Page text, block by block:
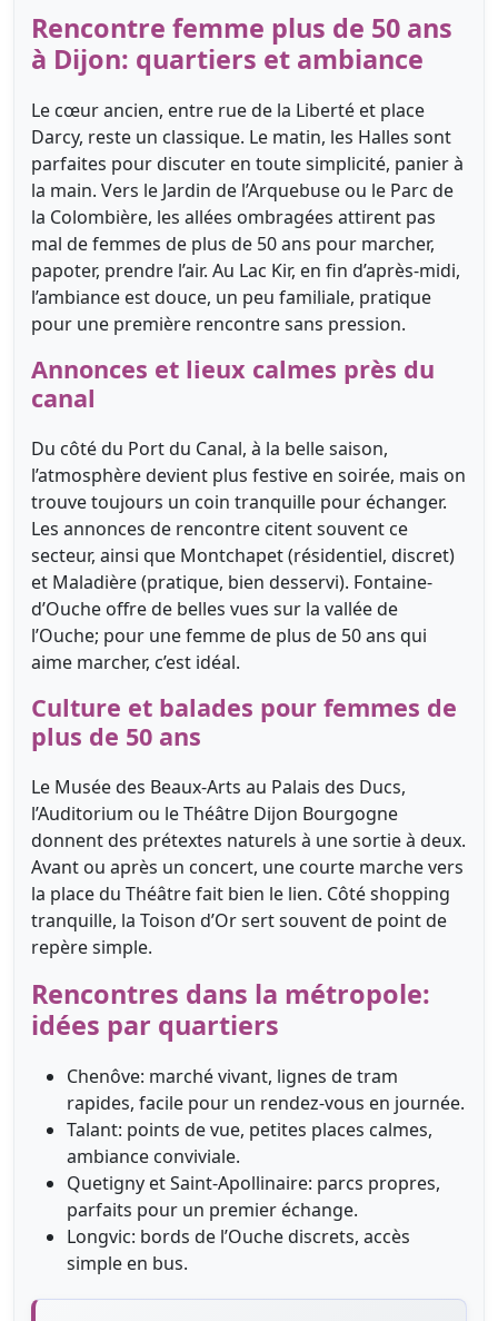
Rencontre femme plus de 50 ans
à Dijon: quartiers et ambiance
Le cœur ancien, entre rue de la Liberté et place
Darcy, reste un classique. Le matin, les Halles sont
parfaites pour discuter en toute simplicité, panier à
la main. Vers le Jardin de l’Arquebuse ou le Parc de
la Colombière, les allées ombragées attirent pas
mal de femmes de plus de 50 ans pour marcher,
papoter, prendre l’air. Au Lac Kir, en fin d’après-midi,
l’ambiance est douce, un peu familiale, pratique
pour une première rencontre sans pression.
Annonces et lieux calmes près du
canal
Du côté du Port du Canal, à la belle saison,
l’atmosphère devient plus festive en soirée, mais on
trouve toujours un coin tranquille pour échanger.
Les annonces de rencontre citent souvent ce
secteur, ainsi que Montchapet (résidentiel, discret)
et Maladière (pratique, bien desservi). Fontaine-
d’Ouche offre de belles vues sur la vallée de
l’Ouche; pour une femme de plus de 50 ans qui
aime marcher, c’est idéal.
Culture et balades pour femmes de
plus de 50 ans
Le Musée des Beaux-Arts au Palais des Ducs,
l’Auditorium ou le Théâtre Dijon Bourgogne
donnent des prétextes naturels à une sortie à deux.
Avant ou après un concert, une courte marche vers
la place du Théâtre fait bien le lien. Côté shopping
tranquille, la Toison d’Or sert souvent de point de
repère simple.
Rencontres dans la métropole:
idées par quartiers
Chenôve: marché vivant, lignes de tram
rapides, facile pour un rendez-vous en journée.
Talant: points de vue, petites places calmes,
ambiance conviviale.
Quetigny et Saint-Apollinaire: parcs propres,
parfaits pour un premier échange.
Longvic: bords de l’Ouche discrets, accès
simple en bus.